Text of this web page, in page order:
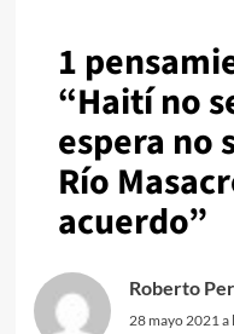
1
“Haití no
espera no
Río
acuerdo”
Roberto
28 mayo 2021 a